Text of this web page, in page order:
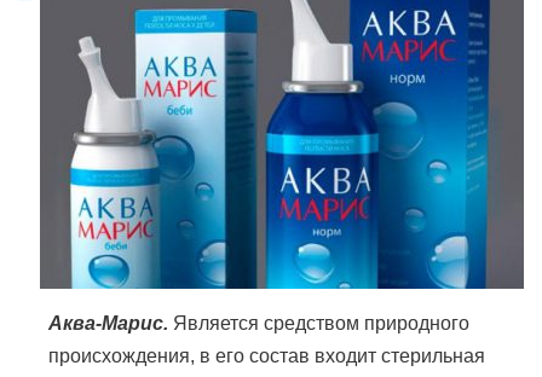
Аква-Марис. Является средством природного
происхождения, в его состав входит стерильная